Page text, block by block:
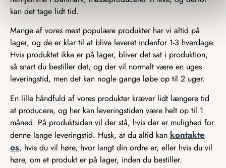
kan det tage lidt tid.
Mange af vores mest populære produkter har vi altid på
lager, og de er klar til at blive leveret indenfor 1-3 hverdage.
Hvis produktet ikke er på lager, bliver det sat i produktion,
så snart du bestiller det, og der vil normalt være en uges
leveringstid, men det kan nogle gange løbe op til 2 uger.
En lille håndfuld af vores produkter kræver lidt længere tid
at producere, og her kan leveringstiden være helt op til 1
måned. På produktsiden vil der stå, hvis der er mulighed for
denne lange leveringstid. Husk, at du altid kan kontakte
os, hvis du vil høre, hvor langt din ordre er, eller hvis du vil
høre, om et produkt er på lager, inden du bestiller.